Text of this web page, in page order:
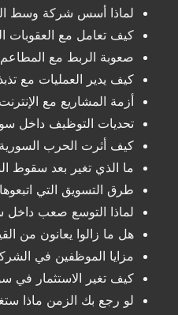
لماذا أسس شركة وسط
كيف تعامل مع العقوبات
صعوبة الربط مع المطاعم
كيف يدير العمليات مع
أزمة المشاريع مع
تحديات التوظيف داخل
كيف أثرت الحرب
ما الذي تغير بعد سقوط
طرق التسويق التي اتبعوها
لماذا التوسع صعب داخل
هل ما زالوا يعانون من
مزايا الموظفين في
كيف تغير الاستثمار في
لو رجع بك الزمن ماذا